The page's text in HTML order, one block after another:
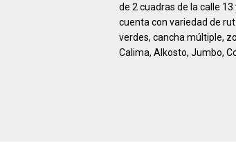
de 2 cuadras de la calle
cuenta con variedad de
verdes, cancha múltiple,
Calima, Alkosto, Jumbo,